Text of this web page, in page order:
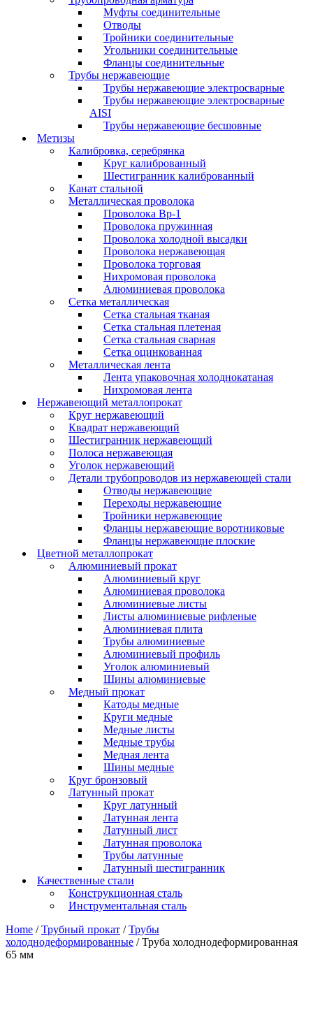
Муфты соединительные
Отводы
Тройники соединительные
Угольники соединительные
Фланцы соединительные
Трубы нержавеющие
Трубы нержавеющие электросварные
Трубы нержавеющие электросварные
AISI
Трубы нержавеющие бесшовные
Метизы
Калибровка, серебрянка
Круг калиброванный
Шестигранник калиброванный
Канат стальной
Металлическая проволока
Проволока Вр-1
Проволока пружинная
Проволока холодной высадки
Проволока нержавеющая
Проволока торговая
Нихромовая проволока
Алюминиевая проволока
Сетка металлическая
Сетка стальная тканая
Сетка стальная плетеная
Сетка стальная сварная
Сетка оцинкованная
Металлическая лента
Лента упаковочная холоднокатаная
Нихромовая лента
Нержавеющий металлопрокат
Круг нержавеющий
Квадрат нержавеющий
Шестигранник нержавеющий
Полоса нержавеющая
Уголок нержавеющий
Детали трубопроводов из нержавеющей стали
Отводы нержавеющие
Переходы нержавеющие
Тройники нержавеющие
Фланцы нержавеющие воротниковые
Фланцы нержавеющие плоские
Цветной металлопрокат
Алюминиевый прокат
Алюминиевый круг
Алюминиевая проволока
Алюминиевые листы
Листы алюминиевые рифленые
Алюминиевая плита
Трубы алюминиевые
Алюминиевый профиль
Уголок алюминиевый
Шины алюминиевые
Медный прокат
Катоды медные
Круги медные
Медные листы
Медные трубы
Медная лента
Шины медные
Круг бронзовый
Латунный прокат
Круг латунный
Латунная лента
Латунный лист
Латунная проволока
Трубы латунные
Латунный шестигранник
Качественные стали
Конструкционная сталь
Инструментальная сталь
Home /Трубный прокат /Трубы
холоднодеформированные / Труба холоднодеформированная
65 мм